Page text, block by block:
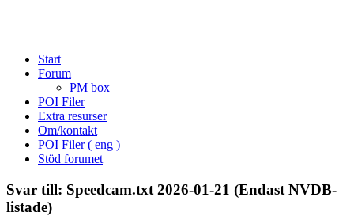
Start
Forum
PM box
POI Filer
Extra resurser
Om/kontakt
POI Filer ( eng )
Stöd forumet
Svar till: Speedcam.txt 2026-01-21 (Endast NVDB-
listade)